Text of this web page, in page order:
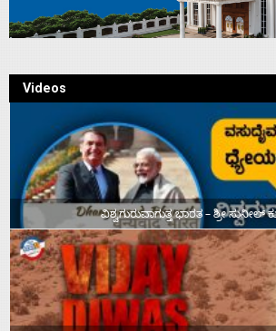
Videos
ವಿಶ್ವಗುರುವಾಗುತ್ತ ಭಾರತ – ಶ್ರೀ ಸುನೀಲ್‌